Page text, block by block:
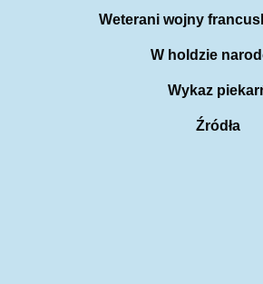
Weterani wojny
W holdzie
Wykaz
Źródła